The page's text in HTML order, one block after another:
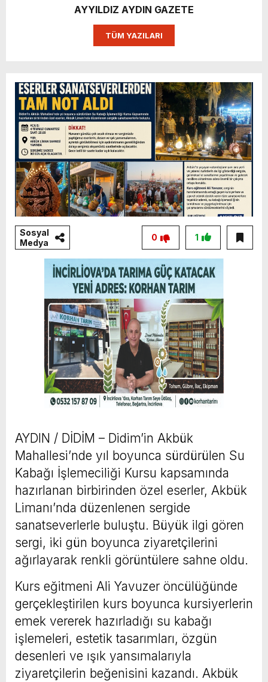
AYYILDIZ AYDIN GAZETE
TÜM YAZILARI
Sosyal
Medya
1
0
AYDIN / DİDİM – Didim’in Akbük
Mahallesi’nde yıl boyunca sürdürülen Su
Kabağı İşlemeciliği Kursu kapsamında
hazırlanan birbirinden özel eserler, Akbük
Limanı’nda düzenlenen sergide
sanatseverlerle buluştu. Büyük ilgi gören
sergi, iki gün boyunca ziyaretçilerini
ağırlayarak renkli görüntülere sahne oldu.
Kurs eğitmeni Ali Yavuzer öncülüğünde
gerçekleştirilen kurs boyunca kursiyerlerin
emek vererek hazırladığı su kabağı
işlemeleri, estetik tasarımları, özgün
desenleri ve ışık yansımalarıyla
ziyaretçilerin beğenisini kazandı. Akbük